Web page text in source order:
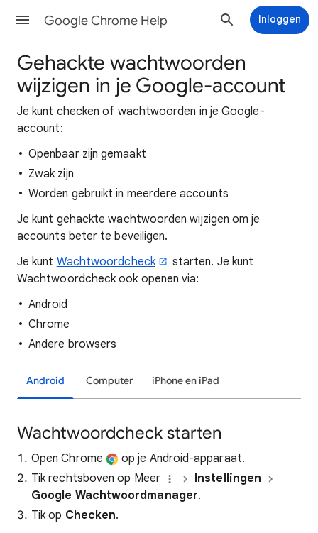
Google Chrome Help Inloggen
Gehackte wachtwoorden
wijzigen in je Google-account
Je kunt checken of wachtwoorden in je Google-
account:
Openbaar zijn gemaakt
Zwak zijn
Worden gebruikt in meerdere accounts
Je kunt gehackte wachtwoorden wijzigen om je
accounts beter te beveiligen.
Je kunt Wachtwoordcheck
starten. Je kunt
Wachtwoordcheck ook openen via:
Android
Chrome
Andere browsers
Android Computer iPhone en iPad
Wachtwoordcheck starten
Open Chrome
op je Android-apparaat.
Tik rechtsboven op Meer
Instellingen
Google Wachtwoordmanager.
Tik op Checken.